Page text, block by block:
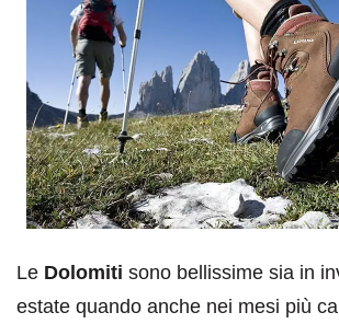
Le Dolomiti sono bellissime sia in
estate quando anche nei mesi più